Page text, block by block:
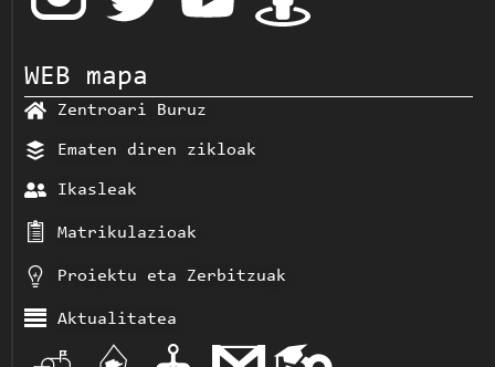
WEB mapa
Zentroari Buruz
Ematen diren zikloak
Ikasleak
Matrikulazioak
Proiektu eta Zerbitzuak
Aktualitatea